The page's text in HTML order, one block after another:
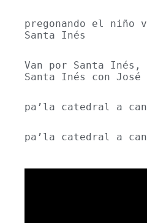
pregonando el niño
Santa Inés
Van por Santa Inés,
Santa Inés con José
pa’la catedral a
pa’la catedral a